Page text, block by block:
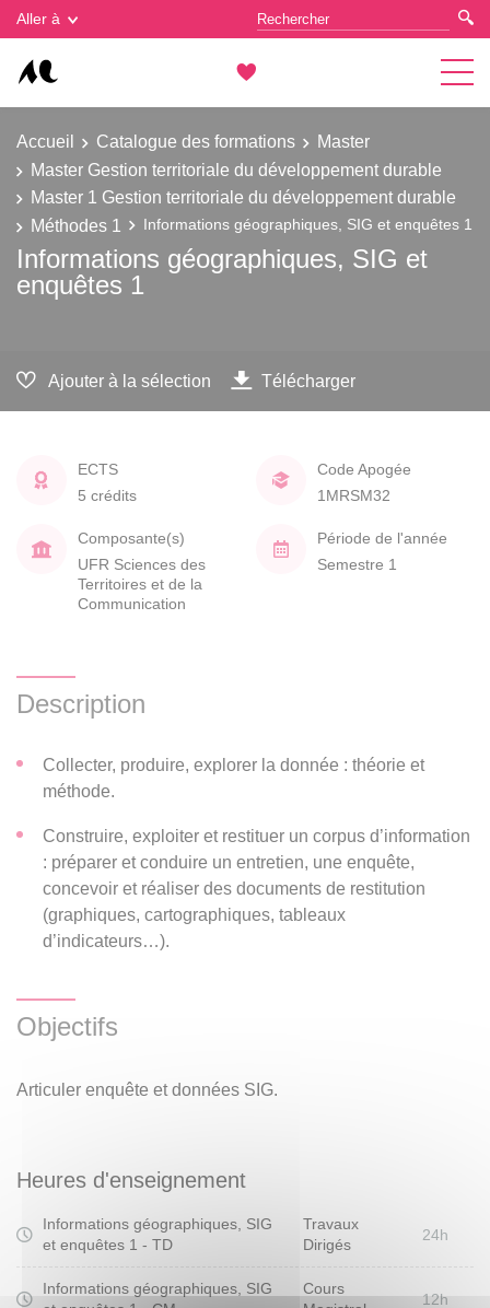
Aller à
Accueil Catalogue des formations
Master
Master Gestion territoriale du développement durable
Master 1 Gestion territoriale du développement durable
Méthodes 1
Informations géographiques, SIG et enquêtes 1
Informations géographiques, SIG et
enquêtes 1
Ajouter à la sélection Télécharger
ECTS
5 crédits
Code Apogée
1MRSM32
Composante(s)
UFR Sciences des
Territoires et de la
Communication
Période de l'année
Semestre 1
Description
Collecter, produire, explorer la donnée : théorie et
méthode.
Construire, exploiter et restituer un corpus d’information
: préparer et conduire un entretien, une enquête,
concevoir et réaliser des documents de restitution
(graphiques, cartographiques, tableaux
d’indicateurs…).
Objectifs
Articuler enquête et données SIG.
Heures d'enseignement
Informations géographiques, SIG
et enquêtes 1 - TD
Travaux
Dirigés
24h
Informations géographiques, SIG
Cours
12h
Gestion des cookies